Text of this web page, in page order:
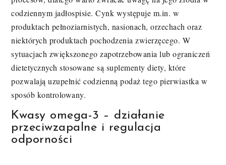
codziennym jadłospisie. Cynk występuje m.in. w
produktach pełnoziarnistych, nasionach, orzechach oraz
niektórych produktach pochodzenia zwierzęcego. W
sytuacjach zwiększonego zapotrzebowania lub ograniczeń
dietetycznych stosowane są suplementy diety, które
pozwalają uzupełnić codzienną podaż tego pierwiastka w
sposób kontrolowany.
Kwasy omega-3 – działanie
przeciwzapalne i regulacja
odporności